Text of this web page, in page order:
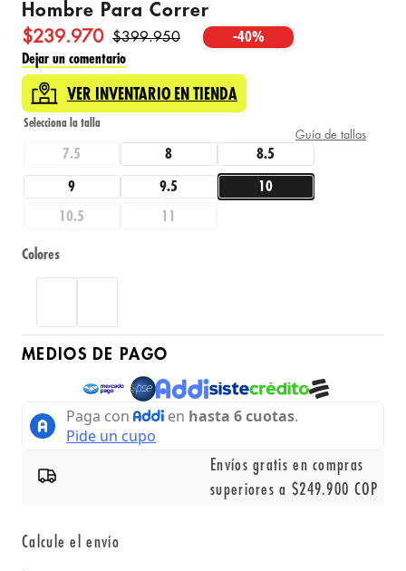
4. guayos
5
Hombre Para Correr
$239.970 $399.950 -40%
Dejar un comentario
VER INVENTARIO EN TIENDA
Guía de tallas
7.5 8 8.5
9 9.5 10
10.5 11
Colores
MEDIOS DE PAGO
Envíos gratis en compras
superiores a $249.900 COP
Calcule el envío